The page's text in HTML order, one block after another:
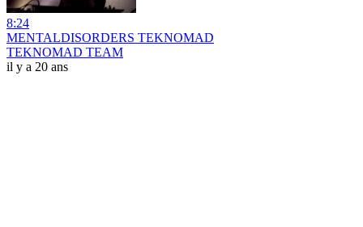
8:24
MENTALDISORDERS TEKNOMAD
TEKNOMAD TEAM
il y a 20 ans